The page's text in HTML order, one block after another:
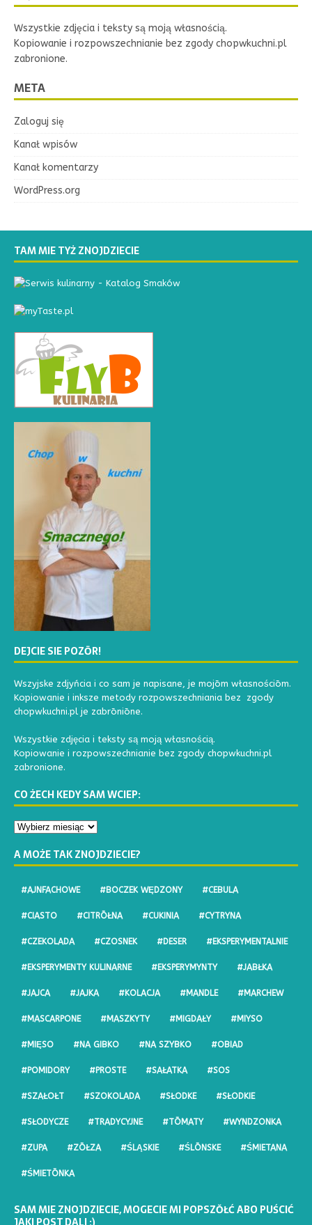
Wszystkie zdjęcia i teksty są moją własnością.
Kopiowanie i rozpowszechnianie bez zgody chopwkuchni.pl
zabronione.
META
Zaloguj się
Kanał wpisów
Kanał komentarzy
WordPress.org
TAM MIE TYŻ ZNOJDZIECIE
DEJCIE SIE POZŌR!
Wszyjske zdjyńcia i co sam je napisane, je mojōm własnościōm.
Kopiowanie i inksze metody rozpowszechniania bez zgody
chopwkuchni.pl je zabrōniōne.
Wszystkie zdjęcia i teksty są moją własnością.
Kopiowanie i rozpowszechnianie bez zgody chopwkuchni.pl
zabronione.
CO ŻECH KEDY SAM WCIEP:
A MOŻE TAK ZNOJDZIECIE?
#AJNFACHOWE #BOCZEK WĘDZONY #CEBULA
#CIASTO #CITRŌŁNA #CUKINIA #CYTRYNA
#CZEKOLADA #CZOSNEK #DESER #EKSPERYMENTALNIE
#EKSPERYMENTY KULINARNE #EKSPERYMYNTY #JABŁKA
#JAJCA #JAJKA #KOLACJA #MANDLE #MARCHEW
#MASCARPONE #MASZKYTY #MIGDAŁY #MIYSO
#MIĘSO #NA GIBKO #NA SZYBKO #OBIAD
#POMIDORY #PROSTE #SAŁATKA #SOS
#SZAŁOŁT #SZOKOLADA #SŁODKE #SŁODKIE
#SŁODYCZE #TRADYCYJNE #TŌMATY #WYNDZONKA
#ZUPA #ZŌŁZA #ŚLĄSKIE #ŚLŌNSKE #ŚMIETANA
#ŚMIETŌNKA
SAM MIE ZNOJDZIECIE, MOGECIE MI POPSZŎŁĆ ABO PUŚCIĆ